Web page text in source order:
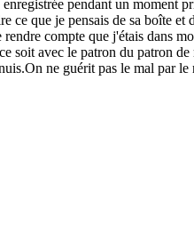
pendant un moment
que je pensais de sa boîte et
compte que j'étais dans
avec le patron du patron
ne guérit pas le mal par